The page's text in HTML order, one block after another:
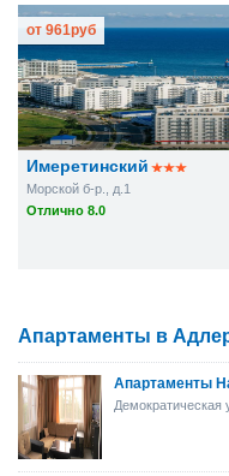
Имеретинский
Морской б-р., д.1
Отлично 8.0
от 961руб
Апартаменты в
Апартаменты
Демократическая